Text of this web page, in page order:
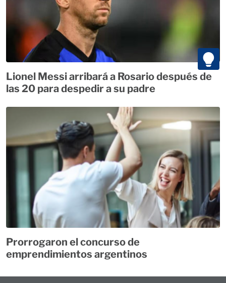
Lionel Messi arribará a Rosario después de
las 20 para despedir a su padre
Prorrogaron el concurso de
emprendimientos argentinos